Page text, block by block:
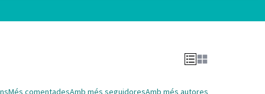
Més comentadesAmb més seguidoresAmb més autores